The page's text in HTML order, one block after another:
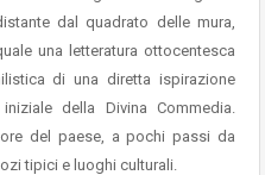
dal quadrato delle mura,
una letteratura ottocentesca
di una diretta ispirazione
della Divina Commedia.
del paese, a pochi passi da
tipici e luoghi culturali.